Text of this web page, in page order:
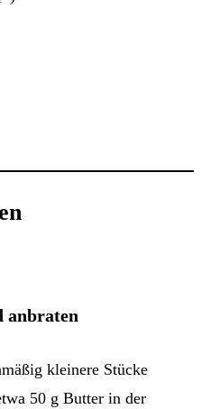
anbraten
kleinere Stücke
50 g Butter in der